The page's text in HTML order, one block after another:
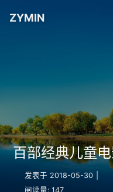
ZYMIN
百部经典儿童
发表于 2018-05-30
阅读量: 147